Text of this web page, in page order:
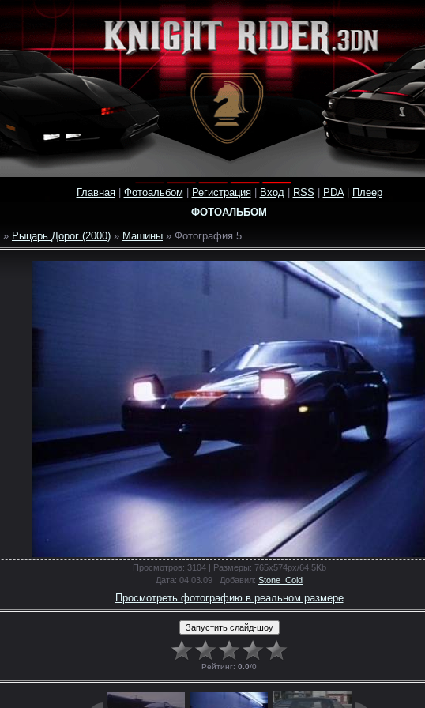
Главная| Фотоальбом Регистрация| Вход| RSS PDA| Плеер
ФОТОАЛЬБОМ
» Рыцарь Дорог (2000) » Машины » Фотография 5
Просмотров: 3104 | Размеры: 765x574px/64.5Kb
Дата: 04.03.09 | Добавил: Stone_Cold
Просмотреть фотографию в реальном размере
Рейтинг: 0.0/0